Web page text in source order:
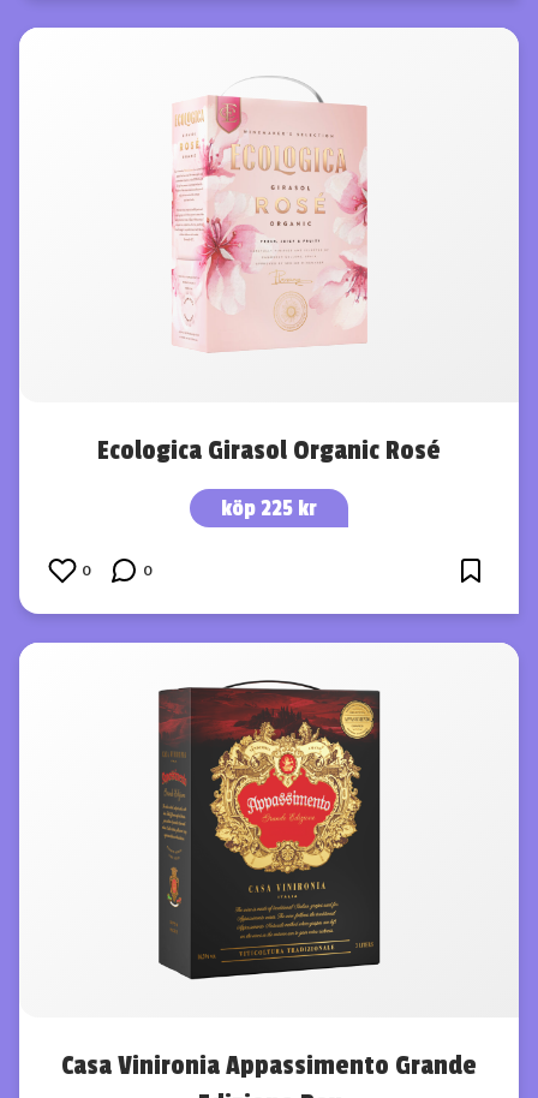
Ecologica Girasol Organic Rosé
köp 225 kr
0 0
Casa Vinironia Appassimento Grande